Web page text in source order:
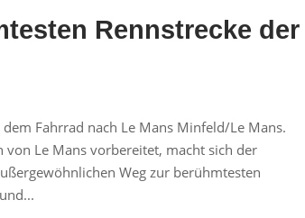
Rennstrecke der
Fahrrad nach Le Mans Minfeld/Le Mans.
Le Mans vorbereitet, macht sich der
Weg zur berühmtesten